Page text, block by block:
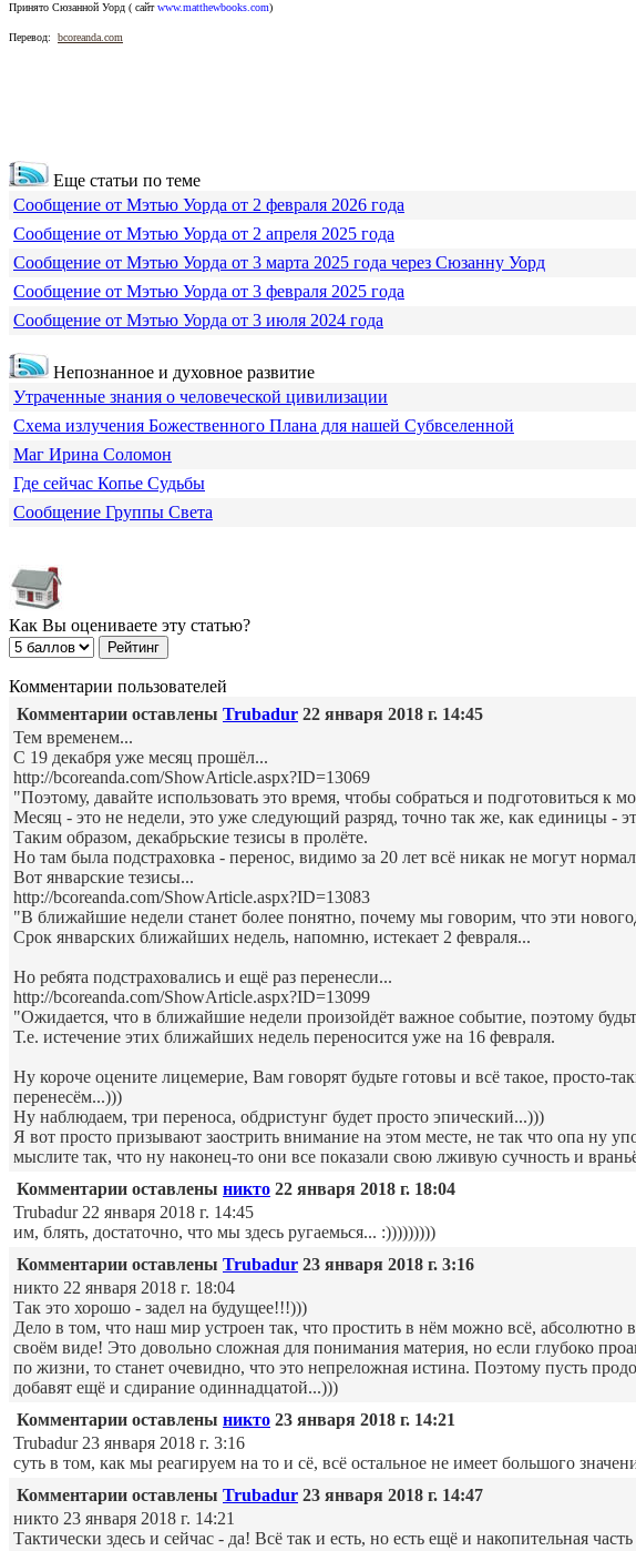
Принято Сюзанной Уорд ( сайт www.matthewbooks.com)
Перевод: bcoreanda.com
Еще статьи по теме
Сообщение от Мэтью Уорда от 2 февраля 2026 года
Сообщение от Мэтью Уорда от 2 апреля 2025 года
Сообщение от Мэтью Уорда от 3 марта 2025 года через Сюзанну Уорд
Сообщение от Мэтью Уорда от 3 февраля 2025 года
Сообщение от Мэтью Уорда от 3 июля 2024 года
Непознанное и духовное развитие
Утраченные знания о человеческой цивилизации
Схема излучения Божественного Плана для нашей Субвселенной
Маг Ирина Соломон
Где сейчас Копье Судьбы
Сообщение Группы Света
Как Вы оцениваете эту статью?
Комментарии пользователей
Комментарии оставлены Trubadur 22 января 2018 г. 14:45
Тем временем...
С 19 декабря уже месяц прошёл...
http://bcoreanda.com/ShowArticle.aspx?ID=13069
"Поэтому, давайте использовать это время, чтобы собраться и подготовиться
Месяц - это не недели, это уже следующий разряд, точно так же, как единицы -
Таким образом, декабрьские тезисы в пролёте.
Но там была подстраховка - перенос, видимо за 20 лет всё никак не могут
Вот январские тезисы...
http://bcoreanda.com/ShowArticle.aspx?ID=13083
"В ближайшие недели станет более понятно, почему мы говорим, что эти
Срок январских ближайших недель, напомню, истекает 2 февраля...
Но ребята подстраховались и ещё раз перенесли...
http://bcoreanda.com/ShowArticle.aspx?ID=13099
"Ожидается, что в ближайшие недели произойдёт важное событие, поэтому
Т.е. истечение этих ближайших недель переносится уже на 16 февраля.
Ну короче оцените лицемерие, Вам говорят будьте готовы и всё такое, просто-
перенесём...)))
Ну наблюдаем, три переноса, обдристунг будет просто эпический...)))
Я вот просто призывают заострить внимание на этом месте, не так что опа ну
мыслите так, что ну наконец-то они все показали свою лживую сучность и
Комментарии оставлены никто 22 января 2018 г. 18:04
Trubadur 22 января 2018 г. 14:45
им, блять, достаточно, что мы здесь ругаемься... :)))))))))
Комментарии оставлены Trubadur 23 января 2018 г. 3:16
никто 22 января 2018 г. 18:04
Так это хорошо - задел на будущее!!!)))
Дело в том, что наш мир устроен так, что простить в нём можно всё,
своём виде! Это довольно сложная для понимания материя, но если глубоко
по жизни, то станет очевидно, что это непреложная истина. Поэтому пусть
добавят ещё и сдирание одиннадцатой...)))
Комментарии оставлены никто 23 января 2018 г. 14:21
Trubadur 23 января 2018 г. 3:16
суть в том, как мы реагируем на то и сё, всё остальное не имеет большого
Комментарии оставлены Trubadur 23 января 2018 г. 14:47
никто 23 января 2018 г. 14:21
Тактически здесь и сейчас - да! Всё так и есть, но есть ещё и накопительная